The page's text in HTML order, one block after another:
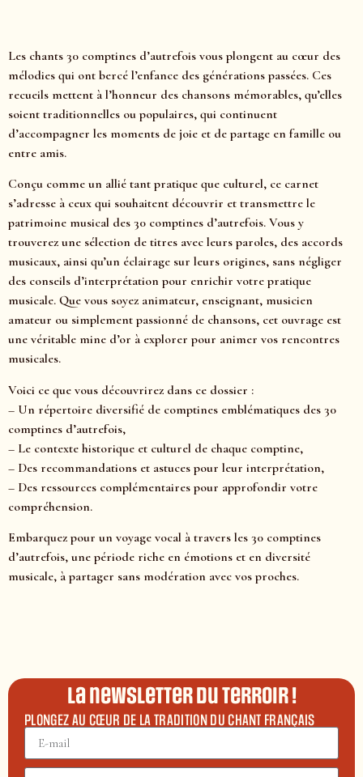
Les chants 30 comptines d’autrefois vous plongent au cœur des
mélodies qui ont bercé l’enfance des générations passées. Ces
recueils mettent à l’honneur des chansons mémorables, qu’elles
soient traditionnelles ou populaires, qui continuent
d’accompagner les moments de joie et de partage en famille ou
entre amis.
Conçu comme un allié tant pratique que culturel, ce carnet
s’adresse à ceux qui souhaitent découvrir et transmettre le
patrimoine musical des 30 comptines d’autrefois. Vous y
trouverez une sélection de titres avec leurs paroles, des accords
musicaux, ainsi qu’un éclairage sur leurs origines, sans négliger
des conseils d’interprétation pour enrichir votre pratique
musicale. Que vous soyez animateur, enseignant, musicien
amateur ou simplement passionné de chansons, cet ouvrage est
une véritable mine d’or à explorer pour animer vos rencontres
musicales.
Voici ce que vous découvrirez dans ce dossier :
– Un répertoire diversifié de comptines emblématiques des 30
comptines d’autrefois,
– Le contexte historique et culturel de chaque comptine,
– Des recommandations et astuces pour leur interprétation,
– Des ressources complémentaires pour approfondir votre
compréhension.
Embarquez pour un voyage vocal à travers les 30 comptines
d’autrefois, une période riche en émotions et en diversité
musicale, à partager sans modération avec vos proches.
La newsletter du terroir !
PLONGEZ AU CŒUR DE LA TRADITION DU CHANT FRANÇAIS